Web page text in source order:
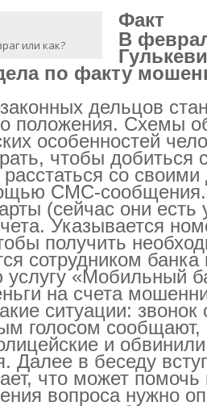
или как?
Факт
В
по факту
дельцов
положения. Схемы
особенностей
чтобы
со
СМС-сообщения.
(сейчас они
Указывается
получить
сотрудником
услугу «Мобильный
на счета
ситуации:
голосом сообщают,
и
Далее в беседу
что может помочь
вопроса нужно